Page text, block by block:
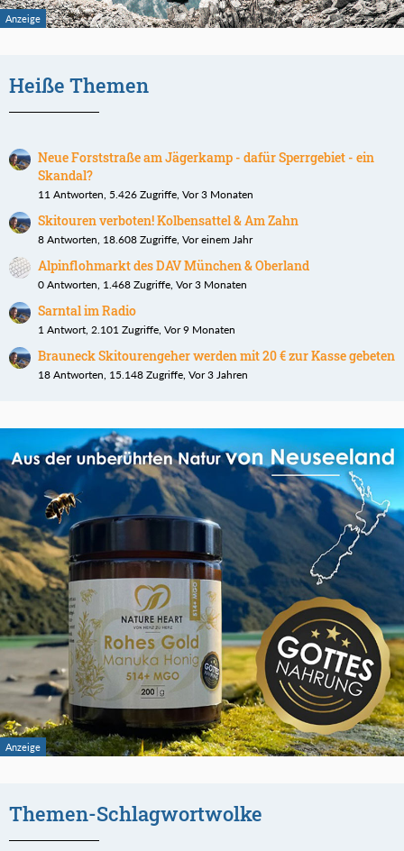
Heiße Themen
Neue Forststraße am Jägerkamp - dafür Sperrgebiet - ein
Skandal?
11 Antworten, 5.426 Zugriffe, Vor 3 Monaten
Skitouren verboten! Kolbensattel & Am Zahn
8 Antworten, 18.608 Zugriffe, Vor einem Jahr
Alpinflohmarkt des DAV München & Oberland
0 Antworten, 1.468 Zugriffe, Vor 3 Monaten
Sarntal im Radio
1 Antwort, 2.101 Zugriffe, Vor 9 Monaten
Brauneck Skitourengeher werden mit 20 € zur Kasse gebeten
18 Antworten, 15.148 Zugriffe, Vor 3 Jahren
Themen-Schlagwortwolke